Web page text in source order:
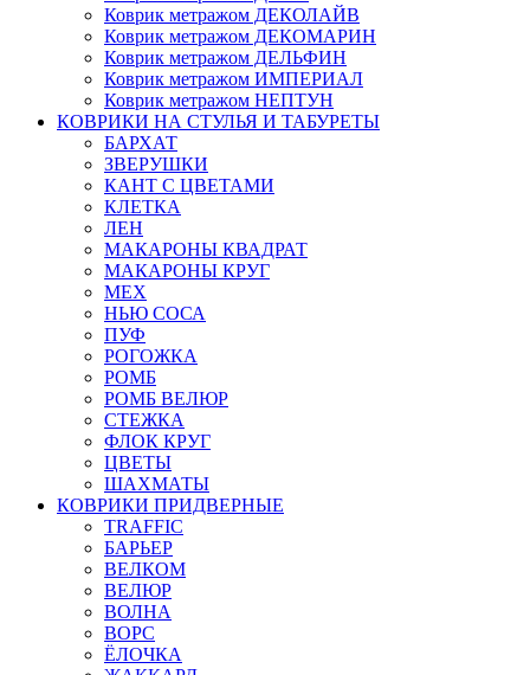
Коврик метражом ДЕКОЛАЙВ
Коврик метражом ДЕКОМАРИН
Коврик метражом ДЕЛЬФИН
Коврик метражом ИМПЕРИАЛ
Коврик метражом НЕПТУН
КОВРИКИ НА СТУЛЬЯ И ТАБУРЕТЫ
БАРХАТ
ЗВЕРУШКИ
КАНТ С ЦВЕТАМИ
КЛЕТКА
ЛЕН
МАКАРОНЫ КВАДРАТ
МАКАРОНЫ КРУГ
МЕХ
НЬЮ СОСА
ПУФ
РОГОЖКА
РОМБ
РОМБ ВЕЛЮР
СТЕЖКА
ФЛОК КРУГ
ЦВЕТЫ
ШАХМАТЫ
КОВРИКИ ПРИДВЕРНЫЕ
TRAFFIC
БАРЬЕР
ВЕЛКОМ
ВЕЛЮР
ВОЛНА
ВОРС
ЁЛОЧКА